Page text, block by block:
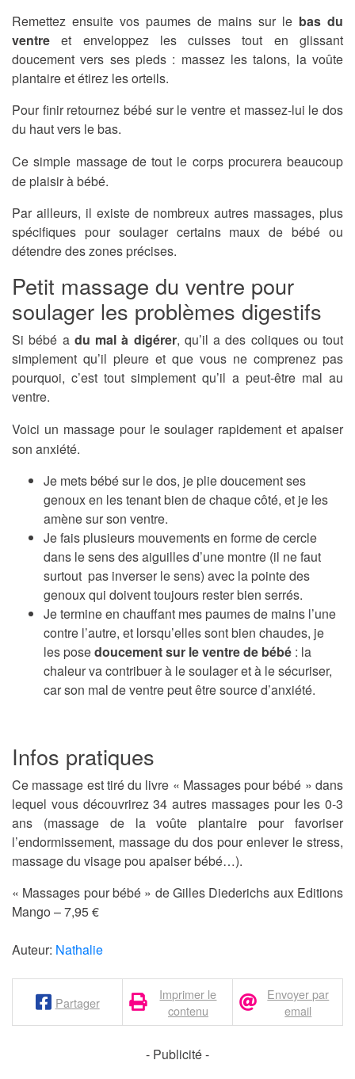
Remettez ensuite vos paumes de mains sur le bas du
ventre et enveloppez les cuisses tout en glissant
doucement vers ses pieds : massez les talons, la voûte
plantaire et étirez les orteils.
Pour finir retournez bébé sur le ventre et massez-lui le dos
du haut vers le bas.
Ce simple massage de tout le corps procurera beaucoup
de plaisir à bébé.
Par ailleurs, il existe de nombreux autres massages, plus
spécifiques pour soulager certains maux de bébé ou
détendre des zones précises.
Petit massage du ventre pour
soulager les problèmes digestifs
Si bébé a du mal à digérer, qu’il a des coliques ou tout
simplement qu’il pleure et que vous ne comprenez pas
pourquoi, c’est tout simplement qu’il a peut-être mal au
ventre.
Voici un massage pour le soulager rapidement et apaiser
son anxiété.
Je mets bébé sur le dos, je plie doucement ses
genoux en les tenant bien de chaque côté, et je les
amène sur son ventre.
Je fais plusieurs mouvements en forme de cercle
dans le sens des aiguilles d’une montre (il ne faut
surtout pas inverser le sens) avec la pointe des
genoux qui doivent toujours rester bien serrés.
Je termine en chauffant mes paumes de mains l’une
contre l’autre, et lorsqu’elles sont bien chaudes, je
les posedoucement sur le ventre de bébé : la
chaleur va contribuer à le soulager et à le sécuriser,
car son mal de ventre peut être source d’anxiété.
Infos pratiques
Ce massage est tiré du livre « Massages pour bébé » dans
lequel vous découvrirez 34 autres massages pour les 0-3
ans (massage de la voûte plantaire pour favoriser
l’endormissement, massage du dos pour enlever le stress,
massage du visage pou apaiser bébé…).
« Massages pour bébé » de Gilles Diederichs aux Editions
Mango – 7,95 €
Auteur: Nathalie
Partager
Imprimer le
contenu
Envoyer par
email
- Publicité -